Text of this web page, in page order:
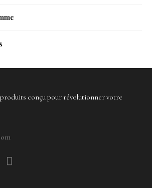
conçu pour révolutionner votre
I
n